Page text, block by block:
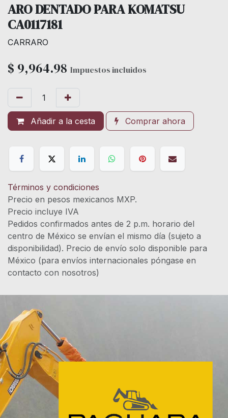
ARO DENTADO PARA KOMATSU
CA0117181
CARRARO
$ 9,964.98 Impuestos incluidos
Añadir a la cesta Comprar ahora
Términos y condiciones
Precio en pesos mexicanos MXP.
Precio incluye IVA
Pedidos confirmados antes de 2 p.m. horario del
centro de México se envían el mismo día (sujeto a
disponibilidad). Precio de envío solo disponible para
México (para envíos internacionales póngase en
contacto con nosotros)